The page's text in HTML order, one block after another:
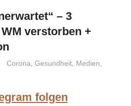
– 3
verstorben +
Niki Vogt
Corona,Gesundheit, Medien,
folgen